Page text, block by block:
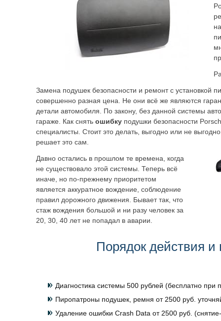
Замена подушек безопасности и ремонт с установкой
совершенно разная цена. Не они всё же являются
детали автомобиля. По закону, без данной системы
гараже. Как снять ошибку подушки безопасности
специалисты. Стоит это делать, выгодно или не
решает это сам.
Давно остались в прошлом те времена, когда
не существовало этой системы. Теперь всё
иначе, но по-прежнему приоритетом
является аккуратное вождение, соблюдение
правил дорожного движения. Бывает так, что
стаж вождения большой и ни разу человек за
20, 30, 40 лет не попадал в аварии.
Порядок действия и
Диагностика системы 500 рублей (бесплатно при
Пиропатроны подушек, ремня от 2500 руб.
Удаление ошибки Crash Data от 2500 руб. (снятие-